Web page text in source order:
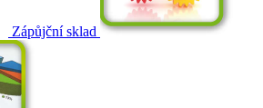
Zápůjční sklad